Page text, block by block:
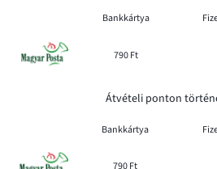
Bankkártya
790 Ft
Átvételi ponton
Bankkártya